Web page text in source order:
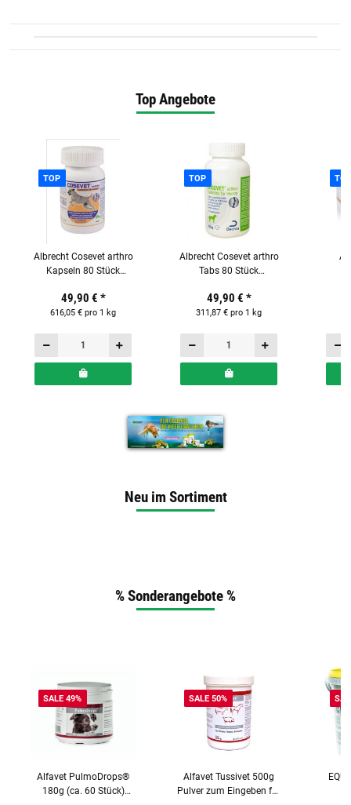
Top Angebote
TOP
Albrecht Cosevet arthro
Kapseln 80 Stück
für Hunde
49,90 € *
616,05 € pro 1 kg
TOP
Albrecht Cosevet arthro
Tabs 80 Stück
für Hunde
49,90 € *
311,87 € pro 1 kg
Neu im Sortiment
% Sonderangebote %
SALE 49%
Alfavet PulmoDrops®
180g (ca. 60 Stück)
SALE 50%
Alfavet Tussivet 500g
Pulver zum Eingeben für